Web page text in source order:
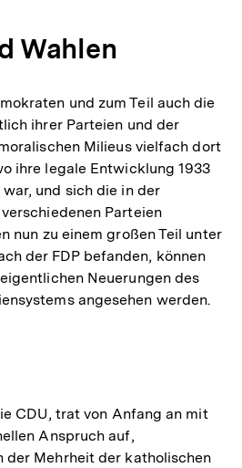
Wahlen
und zum Teil auch die
ihrer Parteien und der
Milieus vielfach dort
ihre legale Entwicklung 1933
und sich die in der
Parteien
nun zu einem großen Teil unter
der FDP befanden, können
Neuerungen des
angesehen werden.
CDU, trat von Anfang an mit
Anspruch auf,
der Mehrheit der katholischen